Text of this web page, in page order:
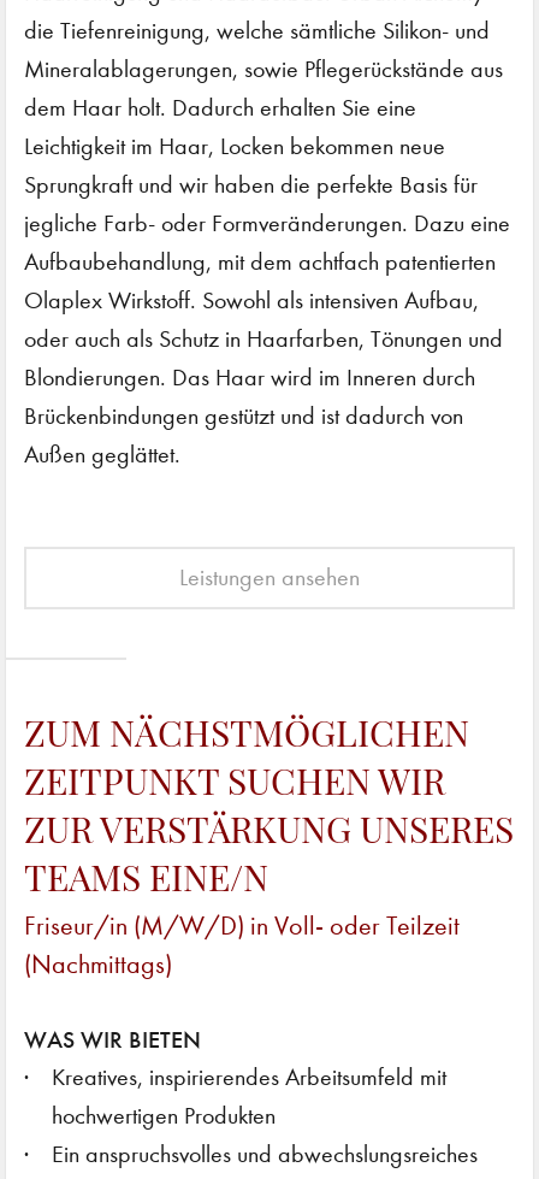
die Tiefenreinigung, welche sämtliche Silikon- und
Mineralablagerungen, sowie Pflegerückstände aus
dem Haar holt. Dadurch erhalten Sie eine
Leichtigkeit im Haar, Locken bekommen neue
Sprungkraft und wir haben die perfekte Basis für
jegliche Farb- oder Formveränderungen. Dazu eine
Aufbaubehandlung, mit dem achtfach patentierten
Olaplex Wirkstoff. Sowohl als intensiven Aufbau,
oder auch als Schutz in Haarfarben, Tönungen und
Blondierungen. Das Haar wird im Inneren durch
Brückenbindungen gestützt und ist dadurch von
Außen geglättet.
Leistungen ansehen
ZUM NÄCHSTMÖGLICHEN
ZEITPUNKT SUCHEN WIR
ZUR VERSTÄRKUNG UNSERES
TEAMS EINE/N
Friseur/in (M/W/D) in Voll- oder Teilzeit
(Nachmittags)
WAS WIR BIETEN
Kreatives, inspirierendes Arbeitsumfeld mit
hochwertigen Produkten
Ein anspruchsvolles und abwechslungsreiches